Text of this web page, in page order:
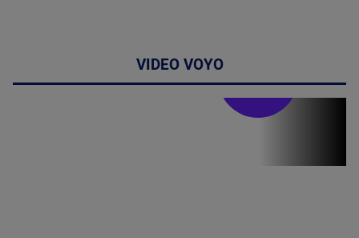
VIDEO VOYO
Stirile PRO TV